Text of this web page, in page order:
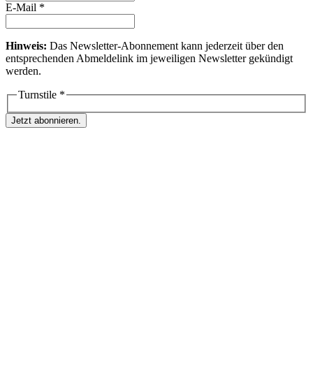
E-Mail *
Hinweis: Das Newsletter-Abonnement kann jederzeit über den
entsprechenden Abmeldelink im jeweiligen Newsletter gekündigt
werden.
Turnstile *
Jetzt abonnieren.